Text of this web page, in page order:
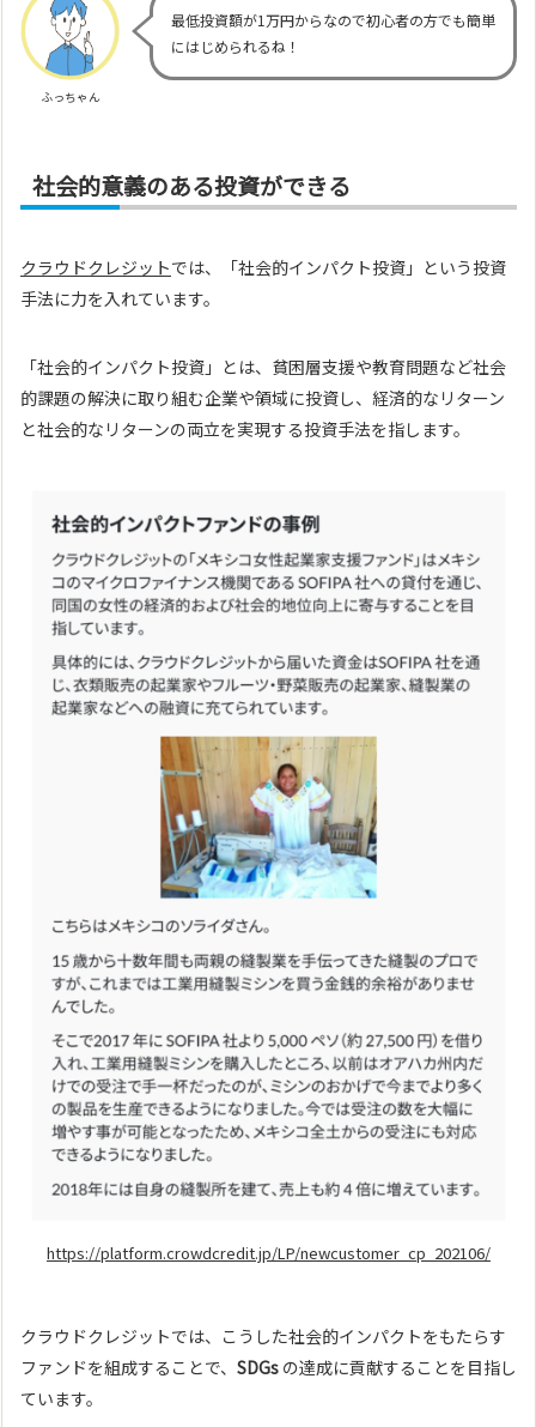
ふっちゃん
最低投資額が1万円からなので初心者の方でも簡単
にはじめられるね！
社会的意義のある投資ができる
クラウドクレジットでは、「社会的インパクト投資」という投資
手法に力を入れています。
「社会的インパクト投資」とは、貧困層支援や教育問題など社会
的課題の解決に取り組む企業や領域に投資し、経済的なリターン
と社会的なリターンの両立を実現する投資手法を指します。
https://platform.crowdcredit.jp/LP/newcustomer_cp_202106/
クラウドクレジットでは、こうした社会的インパクトをもたらす
ファンドを組成することで、 SDGs の達成に貢献することを目指し
ています。